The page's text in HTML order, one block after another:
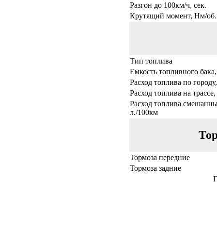
Разгон до 100км/ч, сек.
Крутящий момент, Нм/
Тип топлива
Емкость топливного
Расход топлива по
Расход топлива на
Расход топлива
л./100км
Тормоза передние
Тормоза задние